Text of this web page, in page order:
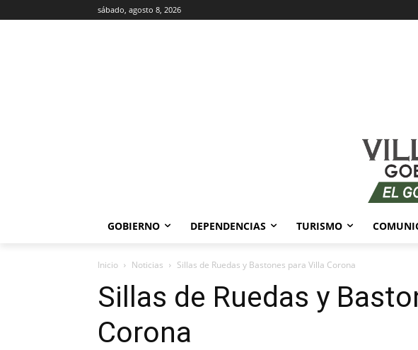
sábado, agosto 8, 2026
GOBIERNO DEPENDENCIAS TURISMO
Inicio Noticias Sillas de Ruedas y Bastones para Villa Corona
Sillas de Ruedas y
Corona